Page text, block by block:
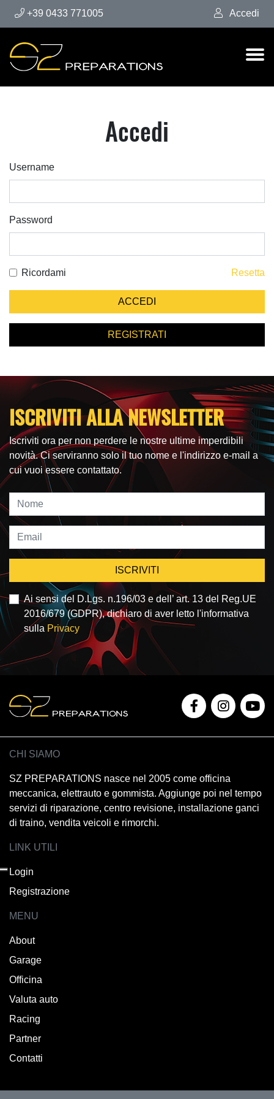
+39 0433 771005 Accedi
Accedi
Username
Password
Ricordami Resetta
REGISTRATI
ISCRIVITI ALLA NEWSLETTER
Iscriviti ora per non perdere le nostre ultime imperdibili
novità. Ci serviranno solo il tuo nome e l'indirizzo e-mail a
cui vuoi essere contattato.
ISCRIVITI
Ai sensi del D.Lgs. n.196/03 e dell’ art. 13 del Reg.UE
2016/679 (GDPR), dichiaro di aver letto l'informativa
sulla Privacy
CHI SIAMO
SZ PREPARATIONS nasce nel 2005 come officina
meccanica, elettrauto e gommista. Aggiunge poi nel tempo
servizi di riparazione, centro revisione, installazione ganci
di traino, vendita veicoli e rimorchi.
LINK UTILI
Login
Registrazione
MENU
About
Garage
Officina
Valuta auto
Racing
Partner
Contatti